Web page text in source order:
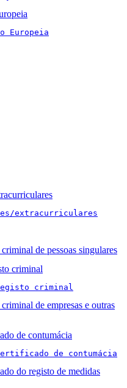
Europeia
extracurriculares
de pessoas singulares
criminal
criminal
de empresas e outras
de contumácia
de contumácia
do registo de medidas